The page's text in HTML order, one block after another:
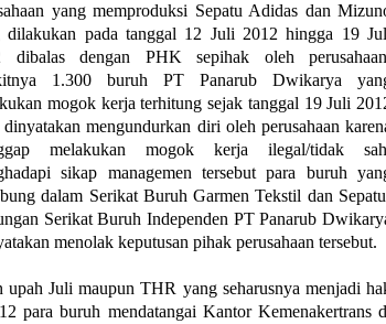
yang memproduksi Sepatu Adidas dan
dilakukan pada tanggal 12 Juli 2012 hingga 19
dibalas dengan PHK sepihak oleh
1.300 buruh PT Panarub Dwikarya
mogok kerja terhitung sejak tanggal 19 Juli
dinyatakan mengundurkan diri oleh perusahaan
melakukan mogok kerja ilegal/tidak
sikap managemen tersebut para buruh
dalam Serikat Buruh Garmen Tekstil dan
Serikat Buruh Independen PT Panarub
menolak keputusan pihak perusahaan tersebut.
Juli maupun THR yang seharusnya menjadi
para buruh mendatangai Kantor Kemenakertrans